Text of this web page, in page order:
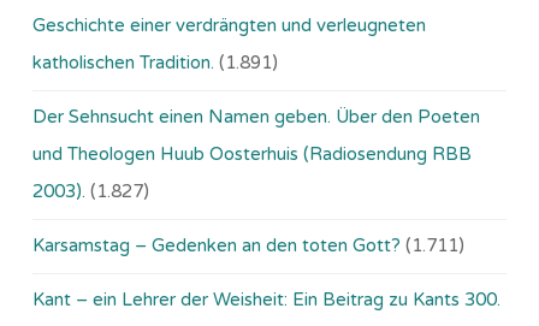
Geschichte einer verdrängten und verleugneten
katholischen Tradition. (1.891)
Der Sehnsucht einen Namen geben. Über den Poeten
und Theologen Huub Oosterhuis (Ra­dio­sen­dung RBB
2003). (1.827)
Karsamstag – Gedenken an den toten Gott? (1.711)
Kant – ein Lehrer der Weisheit: Ein Beitrag zu Kants 300.